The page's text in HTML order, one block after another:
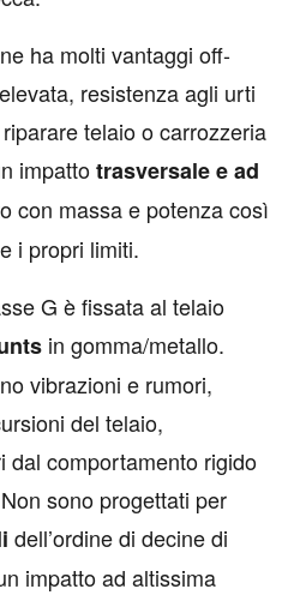
ha molti vantaggi off-
resistenza agli urti
telaio o carrozzeria
impattotrasversale e ad
con massa e potenza così
i propri limiti.
G è fissata al telaio
in gomma/metallo.
vibrazioni e rumori,
del telaio,
dal comportamento rigido
sono progettati per
dell’ordine di decine di
impatto ad altissima